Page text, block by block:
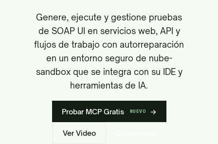
Genere, ejecute y gestione pruebas
de SOAP UI en servicios web, API y
flujos de trabajo con autorreparación
en un entorno seguro de nube-
sandbox que se integra con su IDE y
herramientas de IA.
Probar MCP Gratis NUEVO →
Ver Video